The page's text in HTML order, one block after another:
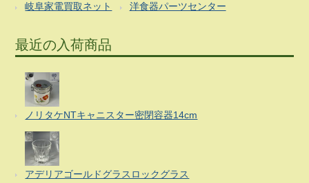
岐阜家電買取ネット 洋食器パーツセンター
最近の入荷商品
ノリタケNTキャニスター密閉容器14cm
アデリアゴールドグラスロックグラス